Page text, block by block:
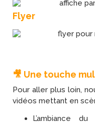
Flyer
🎥 Une touche
Pour aller plus loin,
vidéos mettant en
L’ambiance